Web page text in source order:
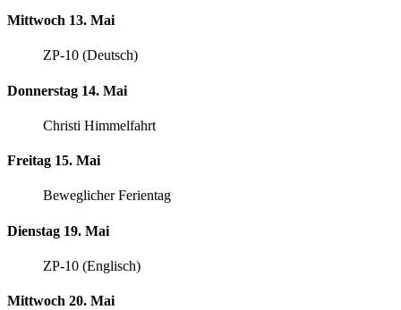
Mittwoch 13. Mai
ZP-10 (Deutsch)
Donnerstag 14. Mai
Christi Himmelfahrt
Freitag 15. Mai
Beweglicher Ferientag
Dienstag 19. Mai
ZP-10 (Englisch)
Mittwoch 20. Mai